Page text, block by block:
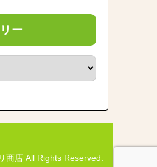
ー
商店 All Rights Reserved.